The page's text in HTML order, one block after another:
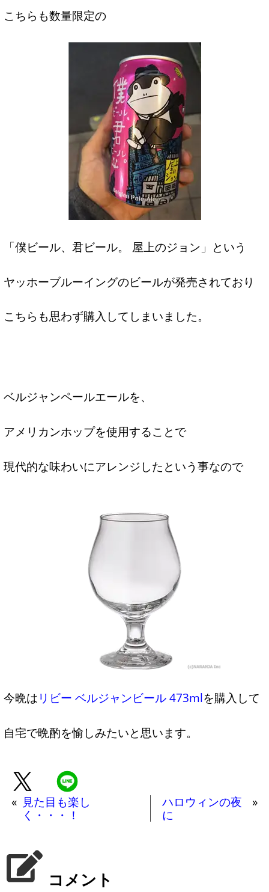
こちらも数量限定の
「僕ビール、君ビール。 屋上のジョン」という
ヤッホーブルーイングのビールが発売されており
こちらも思わず購入してしまいました。
ベルジャンペールエールを、
アメリカンホップを使用することで
現代的な味わいにアレンジしたという事なので
今晩は リビー ベルジャンビール 473mlを購入して
自宅で晩酌を愉しみたいと思います。
« 見た目も楽し
く・・・！
ハロウィンの夜
に
»
コメント